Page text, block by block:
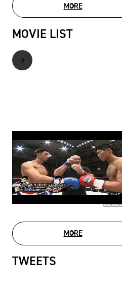
MOREPHOTO GALLERY
MOVIE LIST
MOREMOVIE LIST
TWEETS